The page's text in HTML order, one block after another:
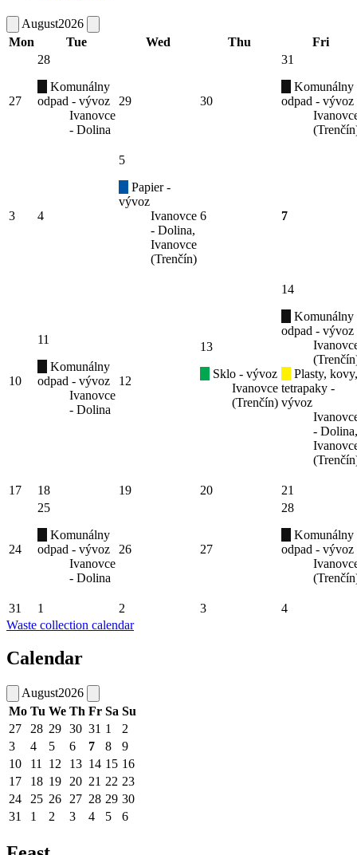
August2026
Mon
Tue Wed Thu Fri
27
28
Komunálny
odpad - vývoz
Ivanovce
- Dolina
29 30
31
Komunálny
odpad - vývoz
3 4
5
Papier -
vývoz
Ivanovce
- Dolina,
Ivanovce
(Trenčín)
6 7
10
11
Komunálny
odpad - vývoz
Ivanovce
- Dolina
12
13
Sklo - vývoz
Ivanovce
(Trenčín)
14
Komunálny
odpad - vývoz
Plasty, kovy,
tetrapaky -
vývoz
- Dolina,
17 18 19 20 21
24
25
Komunálny
odpad - vývoz
Ivanovce
- Dolina
26 27
28
Komunálny
odpad - vývoz
31 1 2 3
4
Waste collection calendar
Calendar
August2026
Mo Tu We Th Fr Sa Su
27
28 29 30 31 1
2
3
4 5 6 7 8
9
10
11 12 13 14 15 16
17
18 19 20 21 22 23
24
25 26 27 28 29 30
31
1 2 3 4 5 6